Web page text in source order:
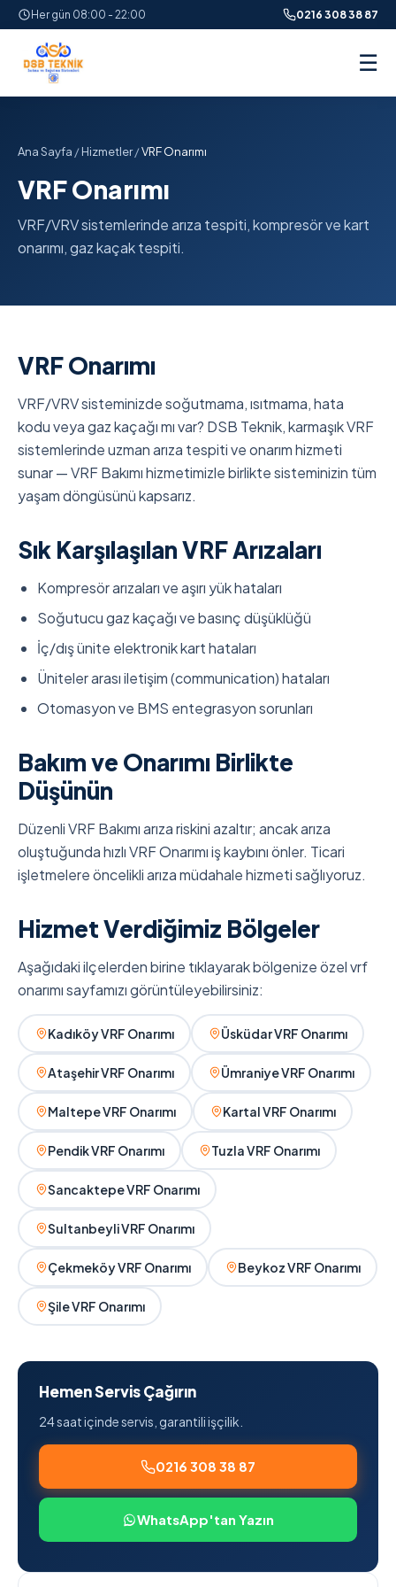
Her gün 08:00 - 22:00 0216 308 38 87
☰
Ana Sayfa /Hizmetler/VRF Onarımı
VRF Onarımı
VRF/VRV sistemlerinde arıza tespiti, kompresör ve kart
onarımı, gaz kaçak tespiti.
VRF Onarımı
VRF/VRV sisteminizde soğutmama, ısıtmama, hata
kodu veya gaz kaçağı mı var? DSB Teknik, karmaşık VRF
sistemlerinde uzman arıza tespiti ve onarım hizmeti
sunar — VRF Bakımı hizmetimizle birlikte sisteminizin tüm
yaşam döngüsünü kapsarız.
Sık Karşılaşılan VRF Arızaları
Kompresör arızaları ve aşırı yük hataları
Soğutucu gaz kaçağı ve basınç düşüklüğü
İç/dış ünite elektronik kart hataları
Üniteler arası iletişim (communication) hataları
Otomasyon ve BMS entegrasyon sorunları
Bakım ve Onarımı Birlikte
Düşünün
Düzenli VRF Bakımı arıza riskini azaltır; ancak arıza
oluştuğunda hızlı VRF Onarımı iş kaybını önler. Ticari
işletmelere öncelikli arıza müdahale hizmeti sağlıyoruz.
Hizmet Verdiğimiz Bölgeler
Aşağıdaki ilçelerden birine tıklayarak bölgenize özel vrf
onarımı sayfamızı görüntüleyebilirsiniz:
Kadıköy VRF Onarımı Üsküdar VRF Onarımı
Ataşehir VRF Onarımı Ümraniye VRF Onarımı
Maltepe VRF Onarımı Kartal VRF Onarımı
Pendik VRF Onarımı Tuzla VRF Onarımı
Sancaktepe VRF Onarımı
Sultanbeyli VRF Onarımı
Çekmeköy VRF Onarımı Beykoz VRF Onarımı
Şile VRF Onarımı
Hemen Servis Çağırın
24 saat içinde servis, garantili işçilik.
0216 308 38 87
WhatsApp'tan Yazın